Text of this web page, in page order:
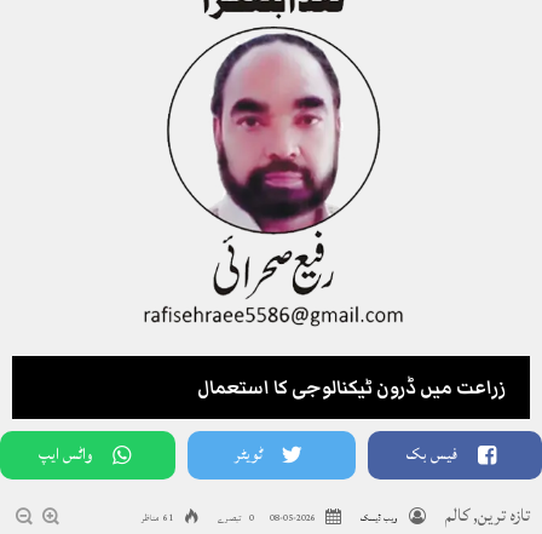
زراعت میں ڈرون ٹیکنالوجی کا استعمال
فیس بک ٹویٹر واٹس ایپ
تازہ ترین,کالم ویب ڈیسک 2026-05-08 0 تبصرے 61 مناظر